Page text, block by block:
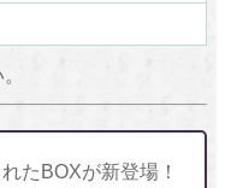
たBOXが新登場！